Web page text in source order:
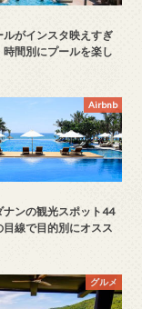
ルがインスタ映えすぎ
時間別にプールを楽し
Airbnb
ナンの観光スポット44
線で目的別にオスス
グルメ